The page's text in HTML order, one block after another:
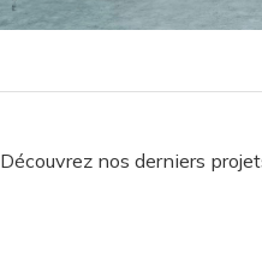
Découvrez nos derniers